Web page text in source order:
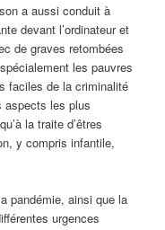
a aussi conduit à
devant l’ordinateur et
de graves retombées
les pauvres
faciles de la criminalité
aspects les plus
la traite d’êtres
y compris infantile,
pandémie, ainsi que la
urgences